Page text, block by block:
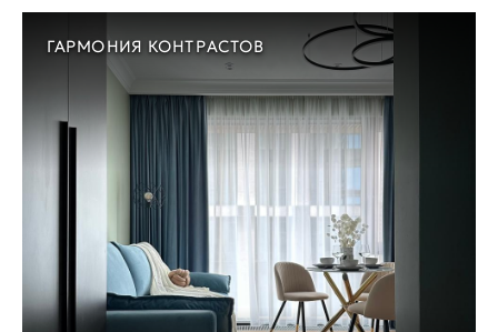
ГАРМОНИЯ КОНТРАСТОВ